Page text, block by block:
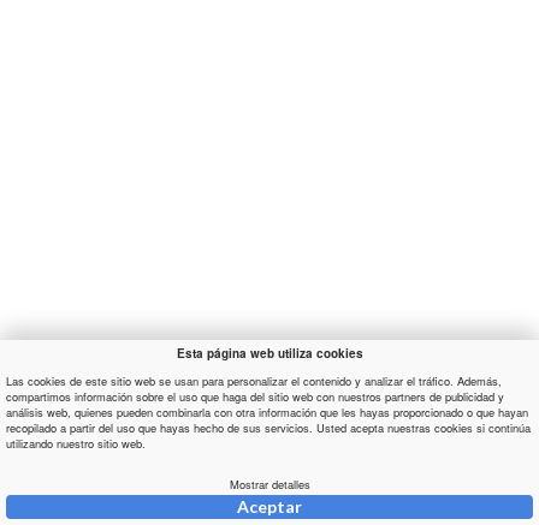
Esta página web utiliza cookies
Las cookies de este sitio web se usan para personalizar el contenido y analizar el tráfico. Además,
compartimos información sobre el uso que haga del sitio web con nuestros partners de publicidad y
análisis web, quienes pueden combinarla con otra información que les hayas proporcionado o que hayan
recopilado a partir del uso que hayas hecho de sus servicios. Usted acepta nuestras cookies si continúa
utilizando nuestro sitio web.
Mostrar detalles
Aceptar